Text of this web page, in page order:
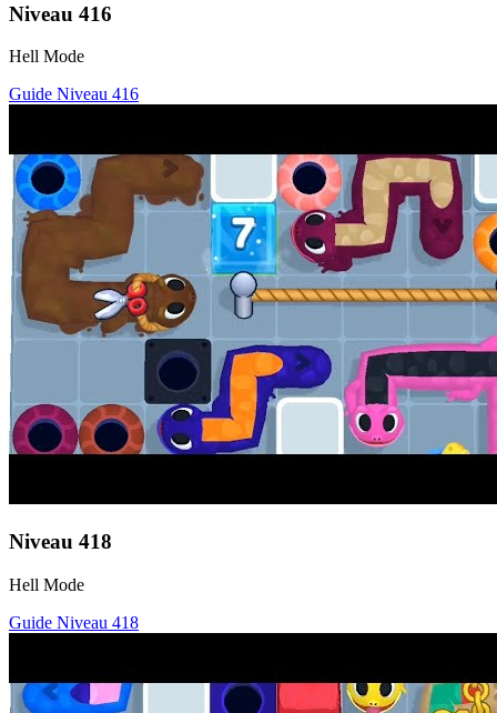
Niveau 416
Hell Mode
Guide Niveau 416
Niveau 418
Hell Mode
Guide Niveau 418